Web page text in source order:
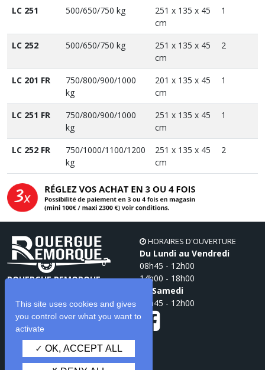
LC 251 500/650/750 kg
251 x 135 x 45
cm
1
LC 252 500/650/750 kg
251 x 135 x 45
cm
2
LC 201 FR
750/800/900/1000
kg
201 x 135 x 45
cm
1
LC 251 FR
750/800/900/1000
kg
251 x 135 x 45
cm
1
LC 252 FR
750/1000/1100/1200
kg
251 x 135 x 45
cm
2
ROUERGUE REMORQUE
12350 Lanuéjouls
05 65 65 53 76
HORAIRES D'OUVERTURE
Du Lundi au Vendredi
08h45 - 12h00
14h00 - 18h00
Le Samedi
08h45 - 12h00
This site uses cookies and gives
you control over what you want to
activate
OK, ACCEPT ALL